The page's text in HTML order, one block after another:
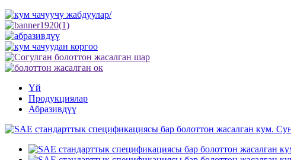
Үй
Продукциялар
Абразивдүү